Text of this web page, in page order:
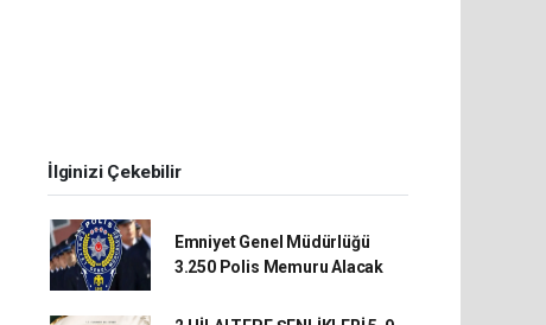
İlginizi Çekebilir
Emniyet Genel Müdürlüğü
3.250 Polis Memuru Alacak